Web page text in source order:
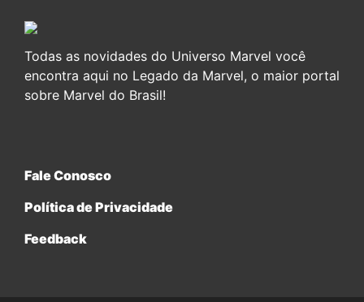
Todas as novidades do Universo Marvel você
encontra aqui no Legado da Marvel, o maior portal
sobre Marvel do Brasil!
Fale Conosco
Política de Privacidade
Feedback